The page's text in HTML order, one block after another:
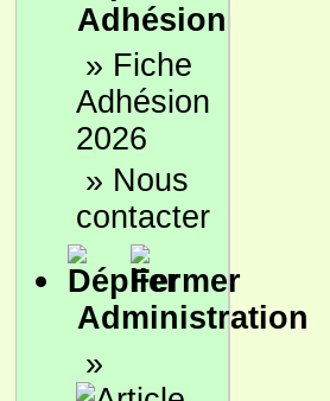
Adhésion
» Fiche
Adhésion
2026
» Nous
contacter
Administration
»